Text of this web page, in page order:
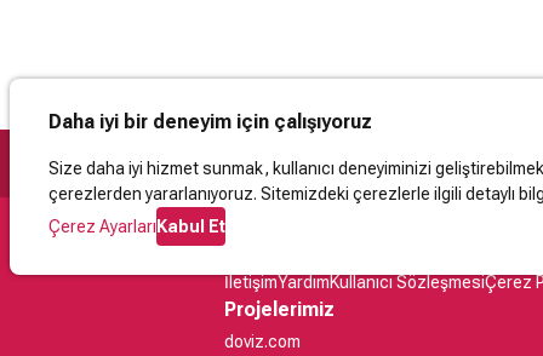
Daha iyi bir deneyim için çalışıyoruz
Size daha iyi hizmet sunmak, kullanıcı deneyiminizi
çerezlerden yararlanıyoruz. Sitemizdeki çerezlerle ilgili detaylı
Çerez AyarlarıKabul Et
Destek
İletişimYardımKullanıcı SözleşmesiÇerez
Projelerimiz
doviz.com